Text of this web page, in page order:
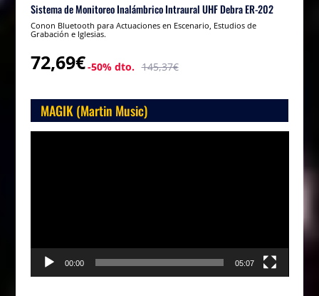
Sistema de Monitoreo Inalámbrico Intraural UHF Debra ER-202
Conon Bluetooth para Actuaciones en Escenario, Estudios de
Grabación e Iglesias.
72,69€-50% dto. 145,37€
MAGIK (Martin Music)
00:00 05:07